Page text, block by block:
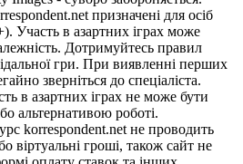
призначені для осіб
Участь в азартних іграх може
Дотримуйтесь правил
гри. При виявленні перших
зверніться до спеціаліста.
в азартних іграх не може бути
альтернативою роботі.
korrespondent.net не проводить
віртуальні гроші, також сайт не